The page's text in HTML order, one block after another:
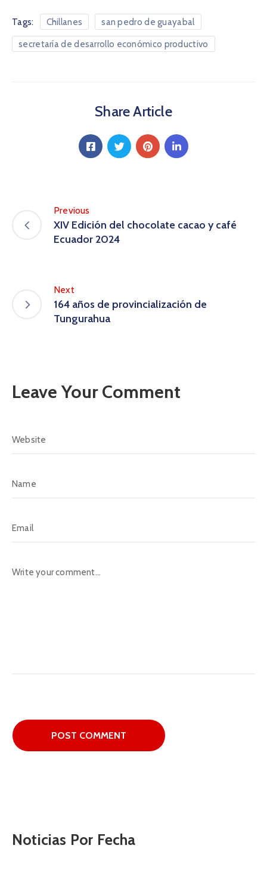
Tags: Chillanes san pedro de guayabal
secretaría de desarrollo económico productivo
Share Article
Previous
XIV Edición del chocolate cacao y café
Ecuador 2024
Next
164 años de provincialización de
Tungurahua
Leave Your Comment
Noticias Por Fecha